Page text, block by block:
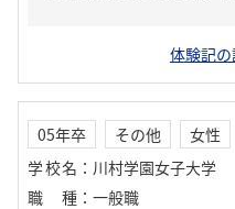
体験記
05年卒 その他
女性
学校名 ： 川村学園女子大学
職種 ： 一般職